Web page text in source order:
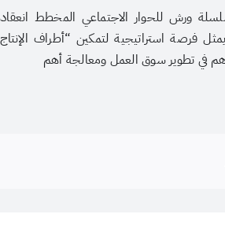
ورش للحوار الاجتماعي المخطط انعقادها
فرصة استراتيجية لتمكين “أطراف
في تطوير سوق العمل ومعالجة أهم